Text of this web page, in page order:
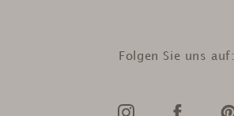
Folgen Sie uns auf: